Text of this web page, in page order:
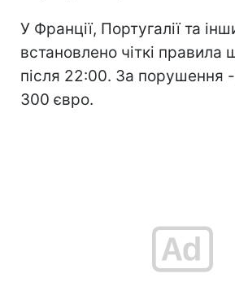
У Франції, Португалії та
встановлено чіткі правила
після 22:00. За порушення
300 євро.